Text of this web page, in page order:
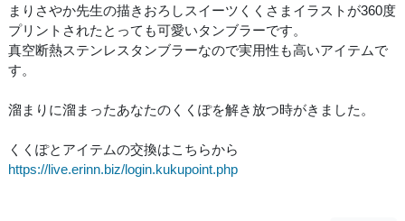
まりさやか先生の描きおろしスイーツくくさまイラストが360度
プリントされたとっても可愛いタンブラーです。
真空断熱ステンレスタンブラーなので実用性も高いアイテムで
す。
溜まりに溜まったあなたのくくぽを解き放つ時がきました。
くくぽとアイテムの交換はこちらから
https://live.erinn.biz/login.kukupoint.php